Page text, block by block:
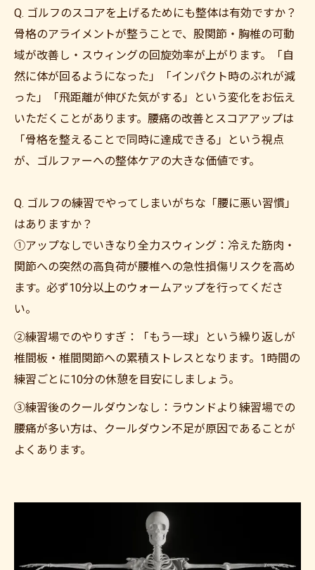
Q. ゴルフのスコアを上げるためにも整体は有効ですか？
骨格のアライメントが整うことで、股関節・胸椎の可動
域が改善し・スウィングの回旋効率が上がります。「自
然に体が回るようになった」「インパクト時のぶれが減
った」「飛距離が伸びた気がする」という変化をお伝え
いただくことがあります。腰痛の改善とスコアアップは
「骨格を整えることで同時に達成できる」という視点
が、ゴルファーへの整体ケアの大きな価値です。
Q. ゴルフの練習でやってしまいがちな「腰に悪い習慣」
はありますか？
①アップなしでいきなり全力スウィング：冷えた筋肉・
関節への突然の高負荷が腰椎への急性損傷リスクを高め
ます。必ず10分以上のウォームアップを行ってくださ
い。
②練習場でのやりすぎ：「もう一球」という繰り返しが
椎間板・椎間関節への累積ストレスとなります。1時間の
練習ごとに10分の休憩を目安にしましょう。
③練習後のクールダウンなし：ラウンドより練習場での
腰痛が多い方は、クールダウン不足が原因であることが
よくあります。